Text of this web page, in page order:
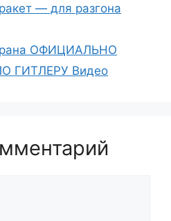
— для разгона
ОФИЦИАЛЬНО
ГИТЛЕРУ Видео